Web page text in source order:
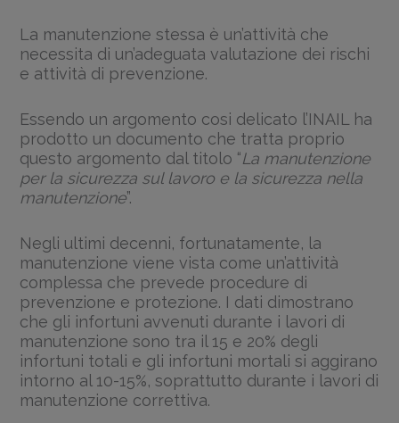
La manutenzione stessa è un’attività che
necessita di un’adeguata valutazione dei rischi
e attività di prevenzione.
Essendo un argomento cosi delicato l’INAIL ha
prodotto un documento che tratta proprio
questo argomento dal titolo “La manutenzione
per la sicurezza sul lavoro e la sicurezza nella
manutenzione”.
Negli ultimi decenni, fortunatamente, la
manutenzione viene vista come un’attività
complessa che prevede procedure di
prevenzione e protezione. I dati dimostrano
che gli infortuni avvenuti durante i lavori di
manutenzione sono tra il 15 e 20% degli
infortuni totali e gli infortuni mortali si aggirano
intorno al 10-15%, soprattutto durante i lavori di
manutenzione correttiva.